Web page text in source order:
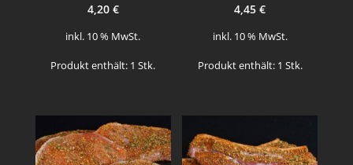
4,20 €
inkl. 10 % MwSt.
Produkt enthält: 1Stk.
4,45€
inkl. 10 % MwSt.
Produkt enthält: 1 Stk.